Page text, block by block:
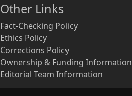
Other Links
Fact-Checking Policy
Ethics Policy
Corrections Policy
Ownership & Funding Information
Editorial Team Information